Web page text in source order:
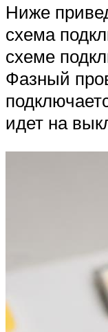
Ниже
схема
схеме
Фазный
идет на